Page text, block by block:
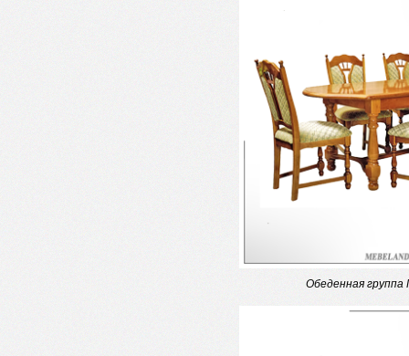
Обеденная